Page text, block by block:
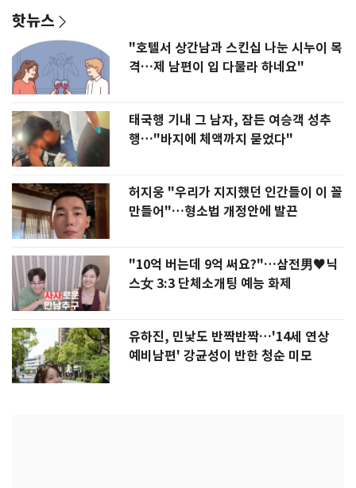
핫뉴스
"호텔서 상간남과 스킨십 나눈 시누이 목
격…제 남편이 입 다물라 하네요"
태국행 기내 그 남자, 잠든 여승객 성추
행…"바지에 체액까지 묻었다"
허지웅 "우리가 지지했던 인간들이 이 꼴
만들어"…형소법 개정안에 발끈
"10억 버는데 9억 써요?"…삼전男♥닉
스女 3:3 단체소개팅 예능 화제
유하진, 민낯도 반짝반짝…'14세 연상
예비남편' 강균성이 반한 청순 미모